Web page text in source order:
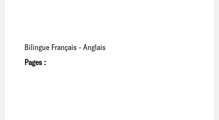
Bilingue Français - Anglais
Pages :